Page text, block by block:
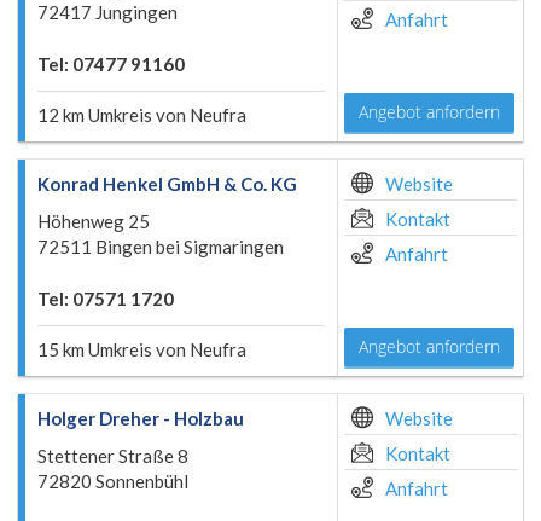
72417 Jungingen
Tel: 07477 91160
12 km Umkreis von Neufra
Anfahrt
Angebot anfordern
Konrad Henkel GmbH & Co. KG
Höhenweg 25
72511 Bingen bei Sigmaringen
Tel: 07571 1720
15 km Umkreis von Neufra
Website
Kontakt
Anfahrt
Angebot anfordern
Holger Dreher - Holzbau
Stettener Straße 8
72820 Sonnenbühl
Website
Kontakt
Anfahrt